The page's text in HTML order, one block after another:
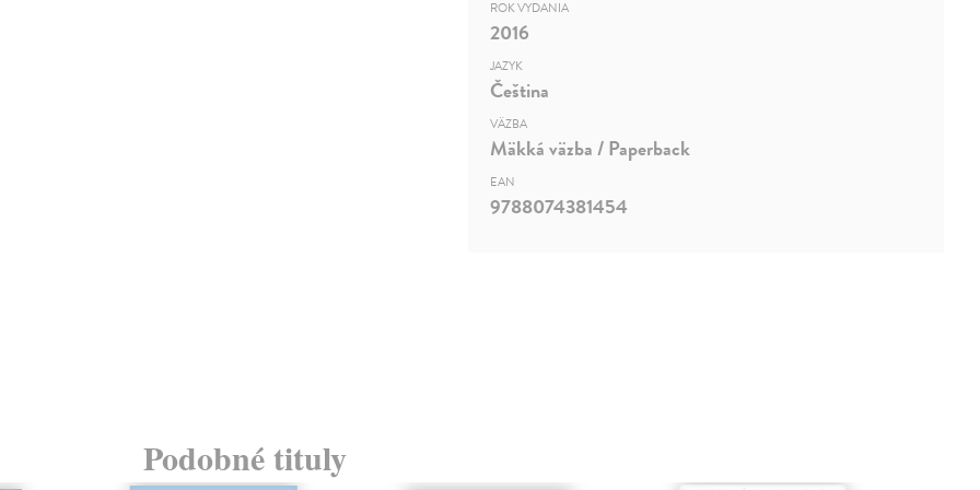
ROK VYDANIA
2016
JAZYK
Čeština
VÄZBA
Mäkká väzba / Paperback
EAN
9788074381454
Podobné tituly